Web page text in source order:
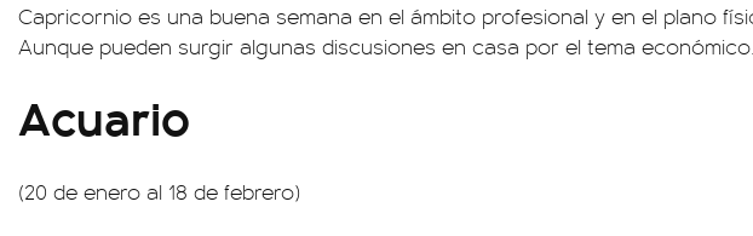
Capricornio es una buena semana en el ámbito profesional y en el plano
Aunque pueden surgir algunas discusiones en casa por el tema económico.
Acuario
(20 de enero al 18 de febrero)